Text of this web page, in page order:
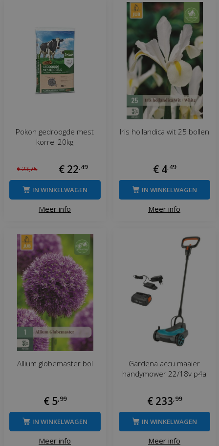
Pokon gedroogde mest
korrel 20kg
€23,75 € 22 49
Meer info
IN WINKELWAGEN
Iris hollandica wit 25 bollen
€ 4 49
Meer info
IN WINKELWAGEN
Allium globemaster bol
€ 5 99
Meer info
IN WINKELWAGEN
Gardena accu maaier
handymower 22/18v p4a
€ 233 99
Meer info
IN WINKELWAGEN